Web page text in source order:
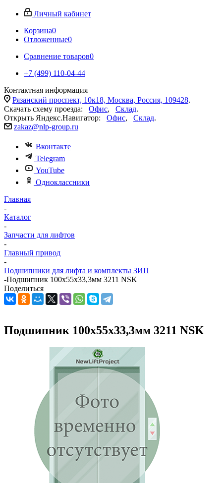
Личный кабинет
Корзина0
Отложенные0
Сравнение товаров0
+7 (499) 110-04-44
Контактная информация
Рязанский проспект, 10к18, Москва, Россия, 109428.
Скачать схему проезда: Офис, Склад.
Открыть Яндекс.Навигатор: Офис, Склад.
zakaz@nlp-group.ru
Вконтакте
Telegram
YouTube
Одноклассники
Главная
-
Каталог
-
Запчасти для лифтов
-
Главный привод
-
Подшипники для лифта и комплекты ЗИП
-Подшипник 100х55х33,3мм 3211 NSK
Поделиться
Подшипник 100х55х33,3мм 3211 NSK